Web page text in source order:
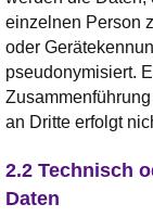
einzelnen Person
oder
pseudonymisiert.
an Dritte erfolgt
2.2 Technisch
Daten